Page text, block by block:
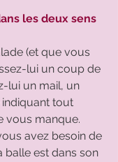
les deux sens
(et que vous
lui un coup de
lui un mail, un
tout
vous manque.
avez besoin de
balle est dans son